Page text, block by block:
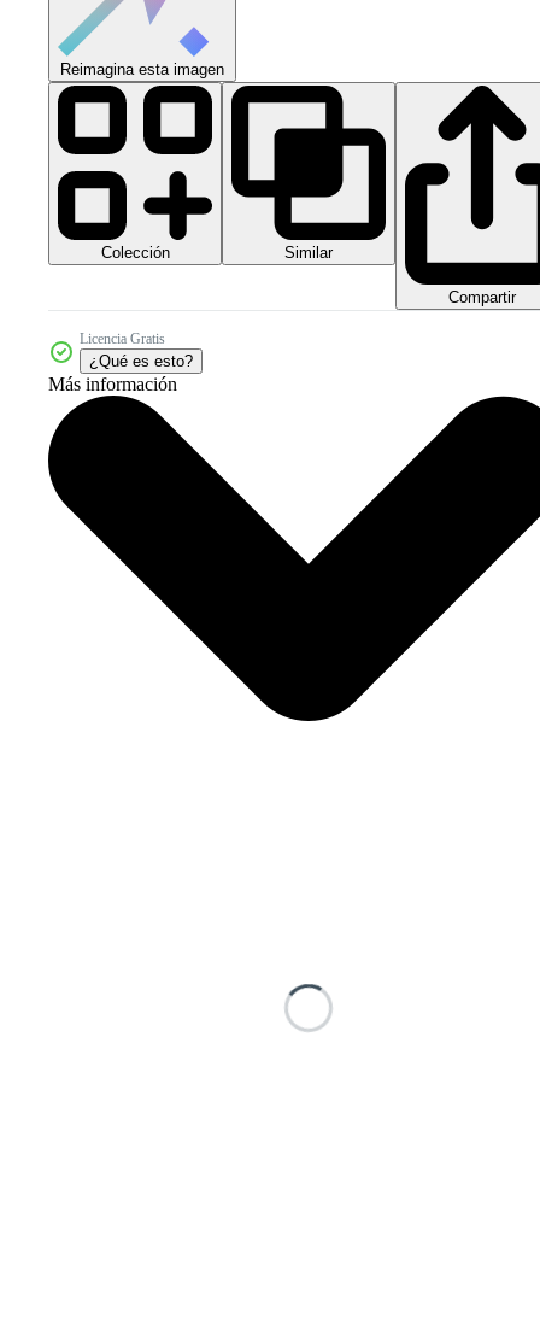
Reimagina esta imagen
Colección Similar
Compartir
Licencia Gratis
¿Qué es esto?
Más información